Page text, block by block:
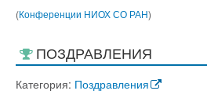
(Конференции НИОХ СО РАН)
ПОЗДРАВЛЕНИЯ
Категория: Поздравления